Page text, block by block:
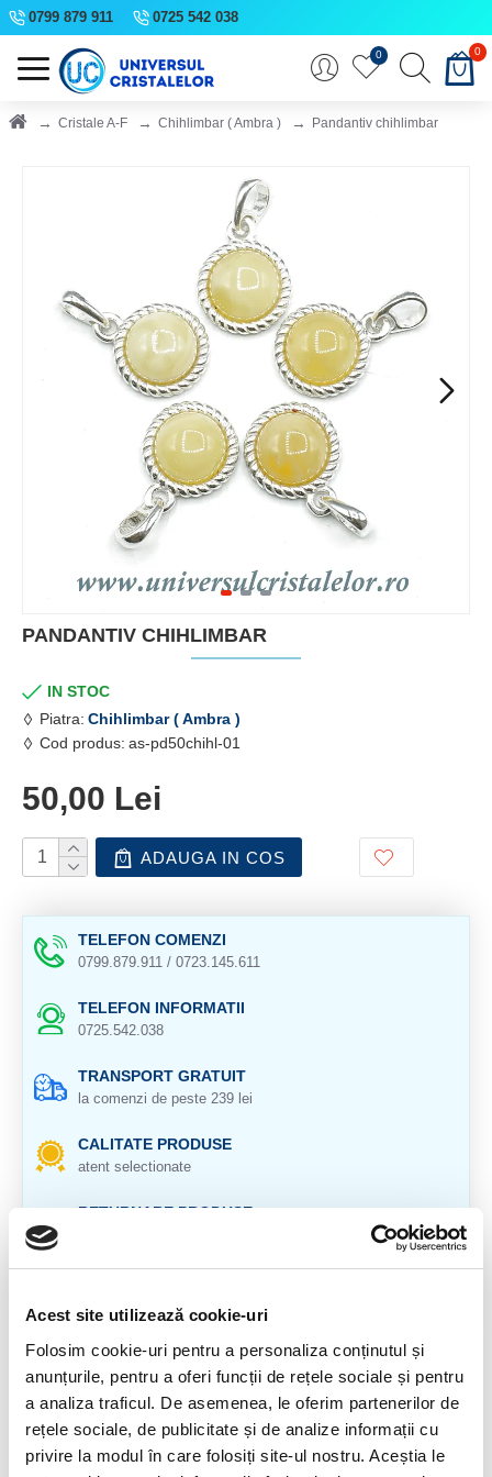
Acest site utilizează cookie-uri
Folosim cookie-uri pentru a personaliza conținutul și
anunțurile, pentru a oferi funcții de rețele sociale și pentru
a analiza traficul. De asemenea, le oferim partenerilor de
rețele sociale, de publicitate și de analize informații cu
privire la modul în care folosiți site-ul nostru. Aceștia le
0799 879 911 0725 542 038
0 0
Cristale A-F Chihlimbar ( Ambra ) Pandantiv chihlimbar
PANDANTIV CHIHLIMBAR
IN STOC
Piatra: Chihlimbar ( Ambra )
Cod produs: as-pd50chihl-01
50,00 Lei
ADAUGA IN COS
TELEFON COMENZI
0799.879.911 / 0723.145.611
TELEFON INFORMATII
0725.542.038
TRANSPORT GRATUIT
la comenzi de peste 239 lei
CALITATE PRODUSE
atent selectionate
RETURNARE PRODUSE
DESCRIERE PRODUS
Origine: Polonia
Cristal natural 100 %.